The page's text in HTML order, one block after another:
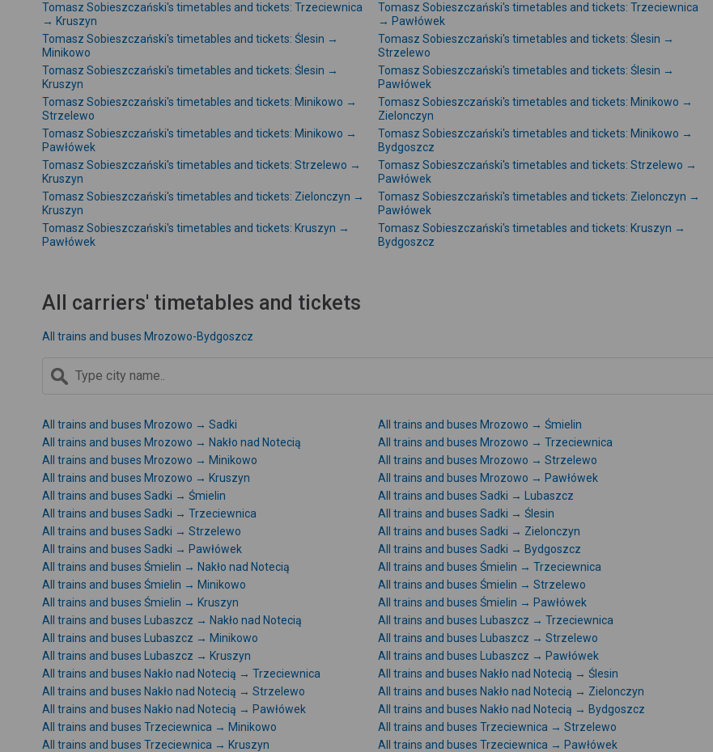
Tomasz Sobieszczański's timetables and tickets: Trzeciewnica
→ Kruszyn
Tomasz Sobieszczański's timetables and tickets: Trzeciewnica
→ Pawłówek
Tomasz Sobieszczański's timetables and tickets: Ślesin →
Minikowo
Tomasz Sobieszczański's timetables and tickets: Ślesin →
Strzelewo
Tomasz Sobieszczański's timetables and tickets: Ślesin →
Kruszyn
Tomasz Sobieszczański's timetables and tickets: Ślesin →
Pawłówek
Tomasz Sobieszczański's timetables and tickets: Minikowo →
Strzelewo
Tomasz Sobieszczański's timetables and tickets: Minikowo →
Zielonczyn
Tomasz Sobieszczański's timetables and tickets: Minikowo →
Pawłówek
Tomasz Sobieszczański's timetables and tickets: Minikowo →
Bydgoszcz
Tomasz Sobieszczański's timetables and tickets: Strzelewo →
Kruszyn
Tomasz Sobieszczański's timetables and tickets: Strzelewo →
Pawłówek
Tomasz Sobieszczański's timetables and tickets: Zielonczyn →
Kruszyn
Tomasz Sobieszczański's timetables and tickets: Zielonczyn →
Pawłówek
Tomasz Sobieszczański's timetables and tickets: Kruszyn →
Pawłówek
Tomasz Sobieszczański's timetables and tickets: Kruszyn →
Bydgoszcz
All carriers' timetables and tickets
All trains and buses Mrozowo-Bydgoszcz
All trains and buses Mrozowo → Sadki All trains and buses Mrozowo → Śmielin
All trains and buses Mrozowo → Nakło nad Notecią
All trains and buses Mrozowo → Trzeciewnica
All trains and buses Mrozowo → Minikowo
All trains and buses Mrozowo → Strzelewo
All trains and buses Mrozowo → Kruszyn
All trains and buses Mrozowo → Pawłówek
All trains and buses Sadki → Śmielin
All trains and buses Sadki → Lubaszcz
All trains and buses Sadki → Trzeciewnica
All trains and buses Sadki → Ślesin
All trains and buses Sadki → Strzelewo
All trains and buses Sadki → Zielonczyn
All trains and buses Sadki → Pawłówek
All trains and buses Sadki → Bydgoszcz
All trains and buses Śmielin → Nakło nad Notecią
All trains and buses Śmielin → Trzeciewnica
All trains and buses Śmielin → Minikowo
All trains and buses Śmielin → Strzelewo
All trains and buses Śmielin → Kruszyn
All trains and buses Śmielin → Pawłówek
All trains and buses Lubaszcz → Nakło nad Notecią
All trains and buses Lubaszcz → Trzeciewnica
All trains and buses Lubaszcz → Minikowo
All trains and buses Lubaszcz → Strzelewo
All trains and buses Lubaszcz → Kruszyn
All trains and buses Lubaszcz → Pawłówek
All trains and buses Nakło nad Notecią → Trzeciewnica
All trains and buses Nakło nad Notecią → Ślesin
All trains and buses Nakło nad Notecią → Strzelewo
All trains and buses Nakło nad Notecią → Zielonczyn
All trains and buses Nakło nad Notecią → Pawłówek
All trains and buses Nakło nad Notecią → Bydgoszcz
All trains and buses Trzeciewnica → Minikowo
All trains and buses Trzeciewnica → Strzelewo
All trains and buses Trzeciewnica → Kruszyn
All trains and buses Trzeciewnica → Pawłówek